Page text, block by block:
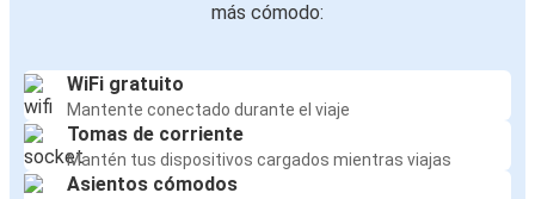
más cómodo:
WiFi gratuito
Mantente conectado durante el viaje
Tomas de corriente
Mantén tus dispositivos cargados mientras viajas
Asientos cómodos